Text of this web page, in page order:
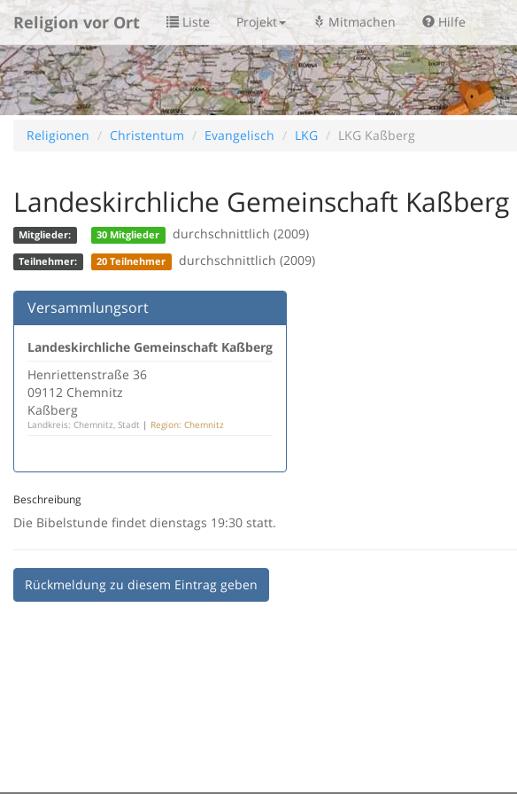
Religion vor Ort Liste Projekt Mitmachen Hilfe
Religionen Christentum Evangelisch LKG LKG Kaßberg
Landeskirchliche Gemeinschaft Kaßberg
Mitglieder: 30 Mitglieder durchschnittlich (2009)
Teilnehmer: 20 Teilnehmer durchschnittlich (2009)
Versammlungsort
Landeskirchliche Gemeinschaft Kaßberg
Henriettenstraße 36
09112 Chemnitz
Kaßberg
Landkreis: Chemnitz, Stadt | Region: Chemnitz
Beschreibung
Die Bibelstunde findet dienstags 19:30 statt.
Rückmeldung zu diesem Eintrag geben